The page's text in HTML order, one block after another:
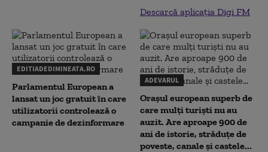
Descarcă aplicația Digi FM
EDITIADEDIMINEATA.RO
Parlamentul European a
lansat un joc gratuit în care
utilizatorii controlează o
campanie de dezinformare
ADEVARUL
Orașul european superb de
care mulți turiști nu au
auzit. Are aproape 900 de
ani de istorie, străduțe de
poveste, canale și castele...